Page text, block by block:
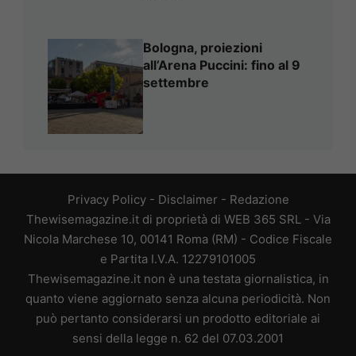
Bologna, proiezioni
all’Arena Puccini: fino al 9
settembre
Privacy Policy- Disclaimer - Redazione
Thewisemagazine.it di proprietà di WEB 365 SRL - Via
Nicola Marchese 10, 00141 Roma (RM) - Codice Fiscale
e Partita I.V.A. 12279101005
Thewisemagazine.it non è una testata giornalistica, in
quanto viene aggiornato senza alcuna periodicità. Non
può pertanto considerarsi un prodotto editoriale ai
sensi della legge n. 62 del 07.03.2001